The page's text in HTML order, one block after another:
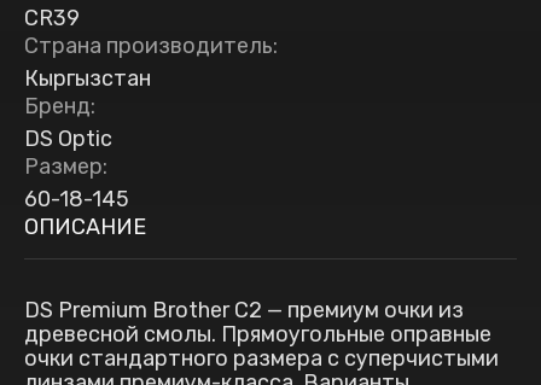
CR39
Страна производитель:
Кыргызстан
Бренд:
DS Optic
Размер:
60-18-145
ОПИСАНИЕ
DS Premium Brother C2 — премиум очки из
древесной смолы. Прямоугольные оправные
очки стандартного размера с суперчистыми